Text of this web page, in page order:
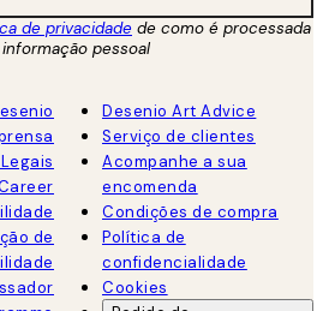
de privacidade de como é processada
pessoal
de
Desenio Art Advice
Serviço de clientes
Acompanhe a sua
encomenda
Condições de compra
Política de
confidencialidade
Cookies